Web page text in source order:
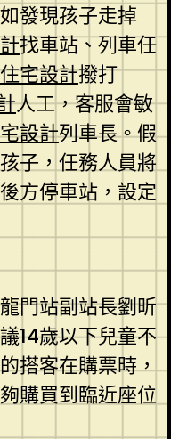
發現孩子走掉
找車站、列車任
宅設計撥打
人工，客服會敏
設計列車長。假
子，任務人員將
方停車站，設定
門站副站長劉昕
14歲以下兒童不
搭客在購票時，
購買到臨近座位